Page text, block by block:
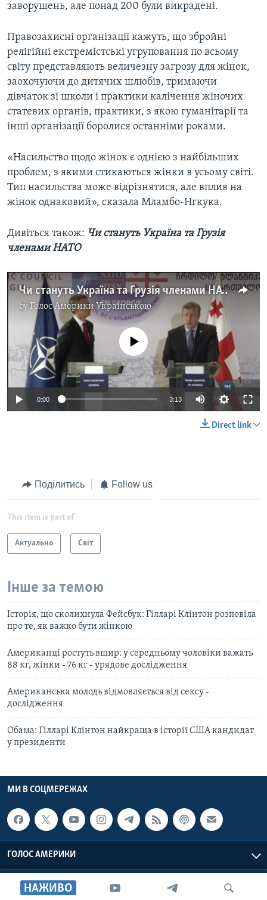
НАЖИВО
заворушень, але понад 200 були викрадені.
Правозахисні організації кажуть, що збройні
релігійні екстремістські угруповання по всьому
світу представляють величезну загрозу для жінок,
заохочуючи до дитячих шлюбів, тримаючи
дівчаток зі школи і практики калічення жіночих
статевих органів, практики, з якою гуманітарії та
інші організації боролися останніми роками.
«Насильство щодо жінок є однією з найбільших
проблем, з якими стикаються жінки в усьому світі.
Тип насильства може відрізнятися, але вплив на
жінок однаковий», сказала Мламбо-Нгкука.
Дивіться також: Чи стануть Україна та Грузія
членами НАТО
Чи стануть Україна та Грузія членами НАТО? Відео
byГолос Америки Українською
No media source currently available
0:00 3:13
Direct link
Поділитись Follow us
This item is part of
Актуально Світ
Інше за темою
Історія, що сколихнула Фейсбук: Гілларі Клінтон розповіла
про те, як важко бути жінкою
Американці ростуть вшир: у середньому чоловіки важать
88 кг, жінки - 76 кг - урядове дослідження
Американська молодь відмовляється від сексу -
дослідження
Обама: Гілларі Клінтон найкраща в історії США кандидат
у президенти
МИ В СОЦМЕРЕЖАХ
ГОЛОС АМЕРИКИ
Голос Америки © 2026 VOA, Inc. Всі права захищені